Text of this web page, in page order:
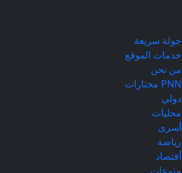
جولة سريعة
خدمات الموقع
من نحن
PNN مختارات
دولي
محليات
أسرى
رياضة
أقتصاد